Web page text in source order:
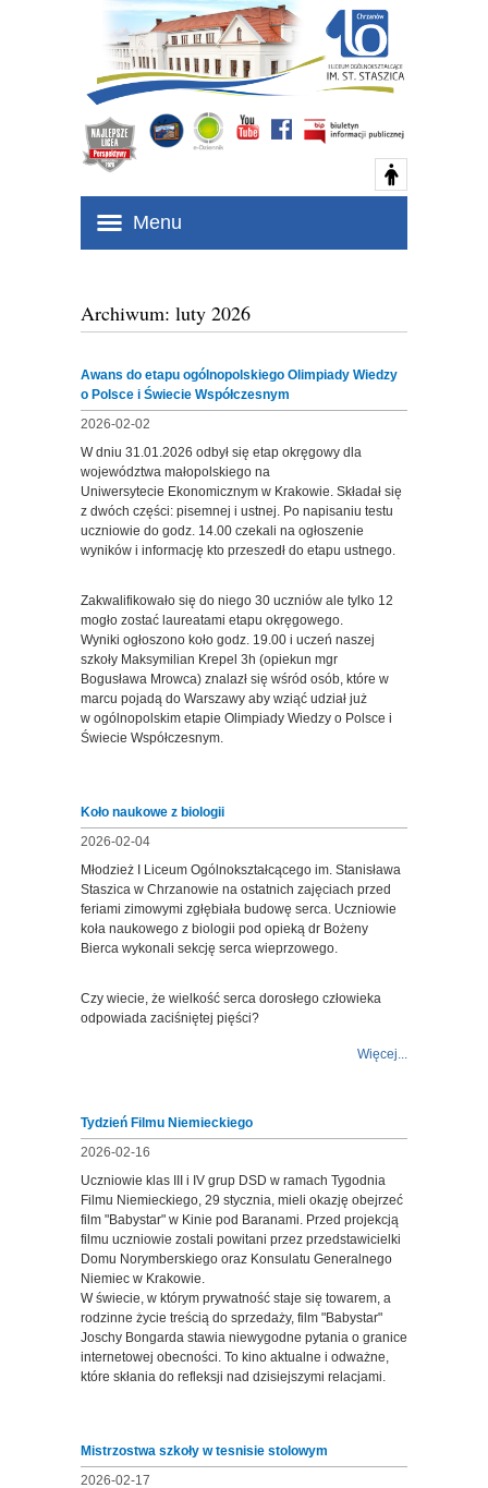
Menu
Archiwum: luty 2026
Awans do etapu ogólnopolskiego Olimpiady Wiedzy
o Polsce i Świecie Współczesnym
2026-02-02
W dniu 31.01.2026 odbył się etap okręgowy dla
województwa małopolskiego na
Uniwersytecie Ekonomicznym w Krakowie. Składał się
z dwóch części: pisemnej i ustnej. Po napisaniu testu
uczniowie do godz. 14.00 czekali na ogłoszenie
wyników i informację kto przeszedł do etapu ustnego.
Zakwalifikowało się do niego 30 uczniów ale tylko 12
mogło zostać laureatami etapu okręgowego.
Wyniki ogłoszono koło godz. 19.00 i uczeń naszej
szkoły Maksymilian Krepel 3h (opiekun mgr
Bogusława Mrowca) znalazł się wśród osób, które w
marcu pojadą do Warszawy aby wziąć udział już
w ogólnopolskim etapie Olimpiady Wiedzy o Polsce i
Świecie Współczesnym.
Koło naukowe z biologii
2026-02-04
Młodzież I Liceum Ogólnokształcącego im. Stanisława
Staszica w Chrzanowie na ostatnich zajęciach przed
feriami zimowymi zgłębiała budowę serca. Uczniowie
koła naukowego z biologii pod opieką dr Bożeny
Bierca wykonali sekcję serca wieprzowego.
Czy wiecie, że wielkość serca dorosłego człowieka
odpowiada zaciśniętej pięści?
Więcej...
Tydzień Filmu Niemieckiego
2026-02-16
Uczniowie klas III i IV grup DSD w ramach Tygodnia
Filmu Niemieckiego, 29 stycznia, mieli okazję obejrzeć
film "Babystar" w Kinie pod Baranami. Przed projekcją
filmu uczniowie zostali powitani przez przedstawicielki
Domu Norymberskiego oraz Konsulatu Generalnego
Niemiec w Krakowie.
W świecie, w którym prywatność staje się towarem, a
rodzinne życie treścią do sprzedaży, film "Babystar"
Joschy Bongarda stawia niewygodne pytania o granice
internetowej obecności. To kino aktualne i odważne,
które skłania do refleksji nad dzisiejszymi relacjami.
Mistrzostwa szkoły w tesnisie stolowym
2026-02-17